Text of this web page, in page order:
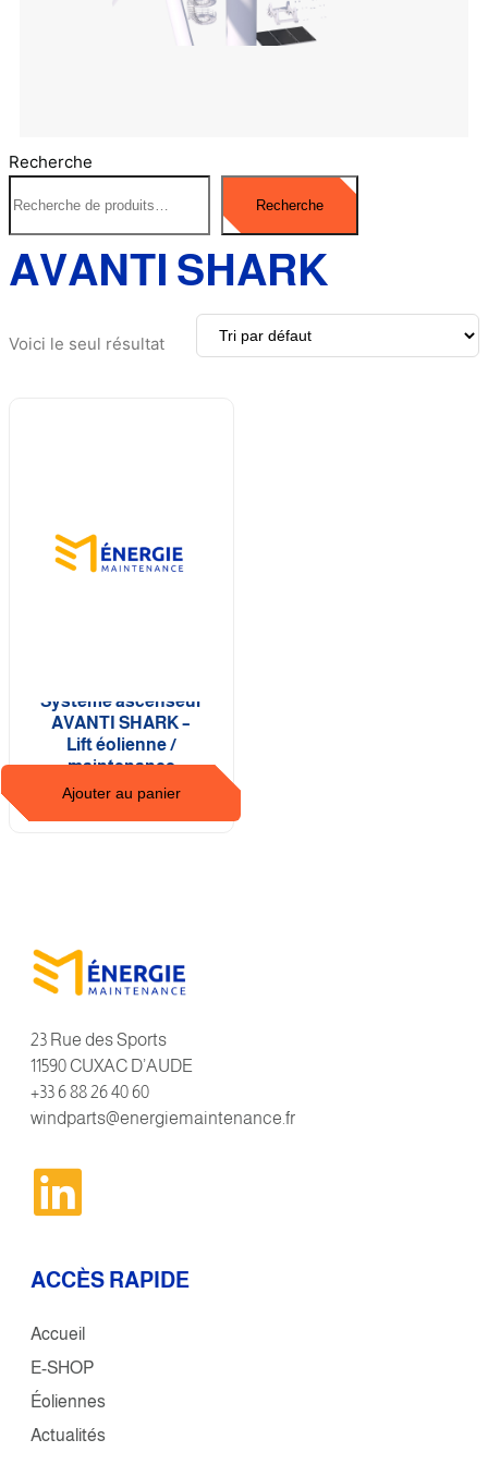
Recherche
Recherche
AVANTI SHARK
Voici le seul résultat
Système ascenseur
AVANTI SHARK –
Lift éolienne /
maintenance
Ajouter au panier
23 Rue des Sports
11590 CUXAC D’AUDE
+33 6 88 26 40 60
windparts@energiemaintenance.fr
ACCÈS RAPIDE
Accueil
E-SHOP
Éoliennes
Actualités